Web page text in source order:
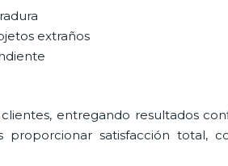
extraños
entregando resultados
proporcionar satisfacción total,